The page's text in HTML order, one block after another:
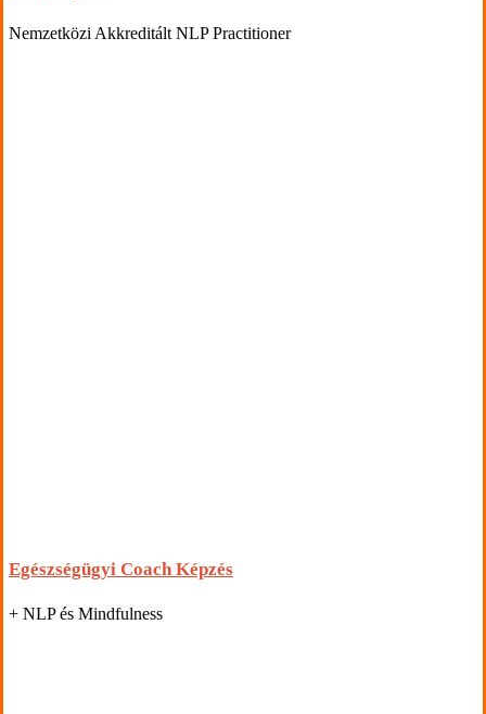
Nemzetközi Akkreditált NLP Practitioner
Egészségügyi Coach Képzés
+ NLP és Mindfulness